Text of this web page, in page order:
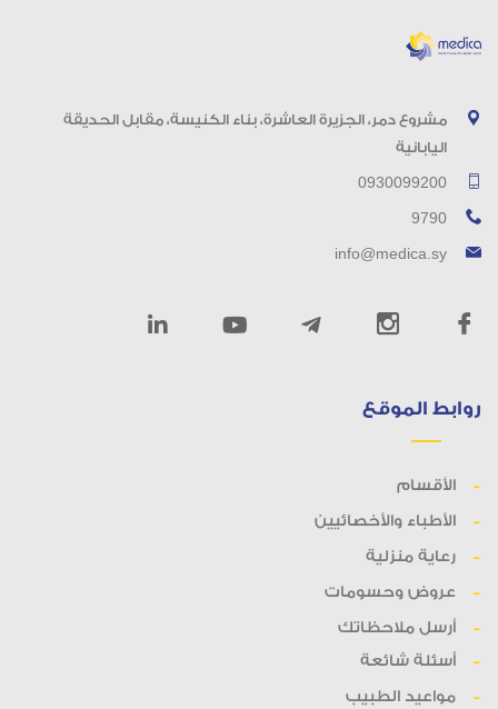
مشروع دمر، الجزيرة العاشرة، بناء الكنيسة، مقابل الحديقة
اليابانية
0930099200
9790
info@medica.sy
روابط الموقع
الأقسام
الأطباء والأخصائيين
رعاية منزلية
عروض وحسومات
أرسل ملاحظاتك
أسئلة شائعة
مواعيد الطبيب